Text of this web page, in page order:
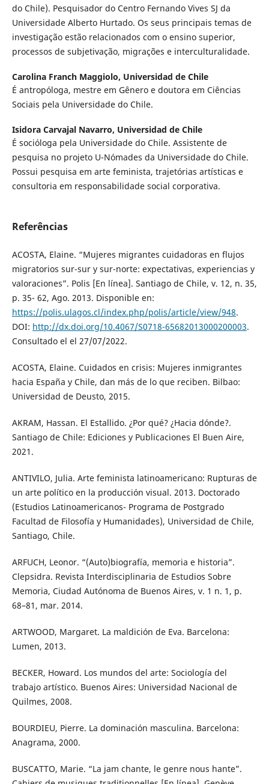
do Chile). Pesquisador do Centro Fernando Vives SJ da
Universidade Alberto Hurtado. Os seus principais temas de
investigação estão relacionados com o ensino superior,
processos de subjetivação, migrações e interculturalidade.
Carolina Franch Maggiolo, Universidad de Chile
É antropóloga, mestre em Gênero e doutora em Ciências
Sociais pela Universidade do Chile.
Isidora Carvajal Navarro, Universidad de Chile
É socióloga pela Universidade do Chile. Assistente de
pesquisa no projeto U-Nómades da Universidade do Chile.
Possui pesquisa em arte feminista, trajetórias artísticas e
consultoria em responsabilidade social corporativa.
Referências
ACOSTA, Elaine. “Mujeres migrantes cuidadoras en flujos
migratorios sur-sur y sur-norte: expectativas, experiencias y
valoraciones”. Polis [En línea]. Santiago de Chile, v. 12, n. 35,
p. 35- 62, Ago. 2013. Disponible en:
https://polis.ulagos.cl/index.php/polis/article/view/948.
DOI: http://dx.doi.org/10.4067/S0718-65682013000200003.
Consultado el el 27/07/2022.
ACOSTA, Elaine. Cuidados en crisis: Mujeres inmigrantes
hacia España y Chile, dan más de lo que reciben. Bilbao:
Universidad de Deusto, 2015.
AKRAM, Hassan. El Estallido. ¿Por qué? ¿Hacia dónde?.
Santiago de Chile: Ediciones y Publicaciones El Buen Aire,
2021.
ANTIVILO, Julia. Arte feminista latinoamericano: Rupturas de
un arte político en la producción visual. 2013. Doctorado
(Estudios Latinoamericanos- Programa de Postgrado
Facultad de Filosofía y Humanidades), Universidad de Chile,
Santiago, Chile.
ARFUCH, Leonor. “(Auto)biografía, memoria e historia”.
Clepsidra. Revista Interdisciplinaria de Estudios Sobre
Memoria, Ciudad Autónoma de Buenos Aires, v. 1 n. 1, p.
68–81, mar. 2014.
ARTWOOD, Margaret. La maldición de Eva. Barcelona:
Lumen, 2013.
BECKER, Howard. Los mundos del arte: Sociología del
trabajo artístico. Buenos Aires: Universidad Nacional de
Quilmes, 2008.
BOURDIEU, Pierre. La dominación masculina. Barcelona:
Anagrama, 2000.
BUSCATTO, Marie. “La jam chante, le genre nous hante”.